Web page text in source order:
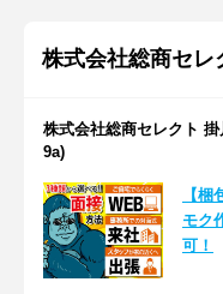
株式会社総商セレ
株式会社総商セレクト
9a)
【
モク
可！